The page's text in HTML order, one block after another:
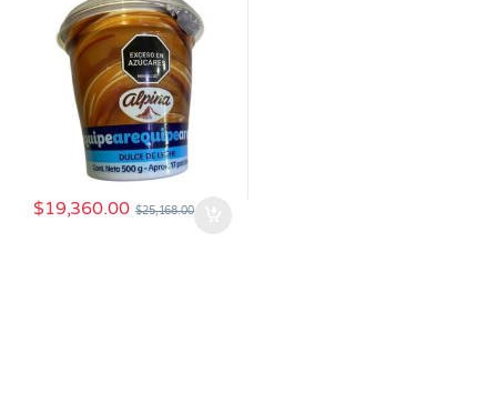
$19,360.00 $25,168.00